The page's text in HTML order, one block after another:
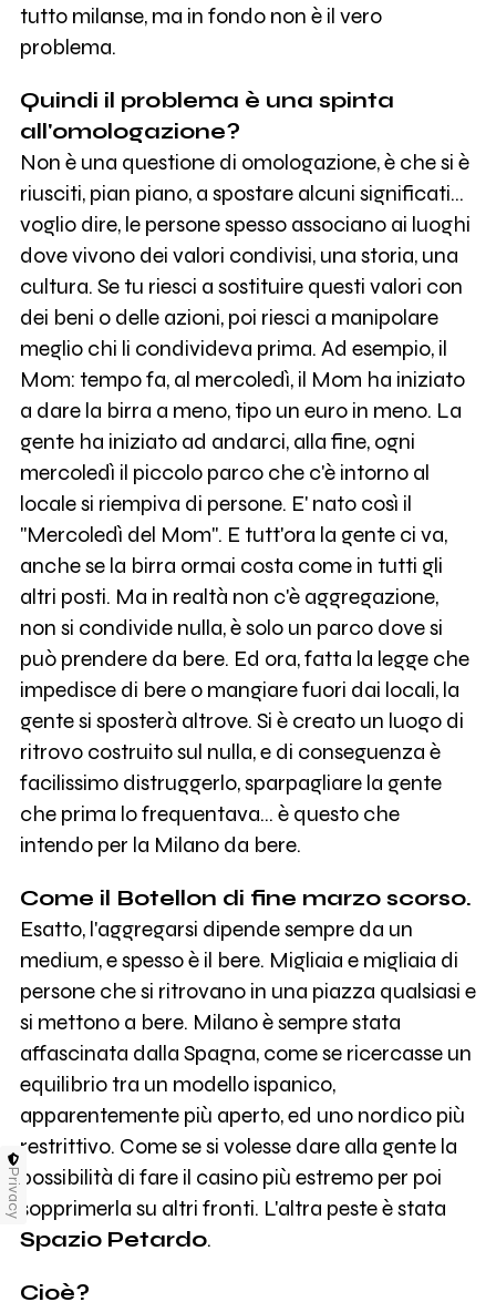
tutto milanse, ma in fondo non è il vero
problema.
Quindi il problema è una spinta
all'omologazione?
Non è una questione di omologazione, è che si è
riusciti, pian piano, a spostare alcuni significati…
voglio dire, le persone spesso associano ai luoghi
dove vivono dei valori condivisi, una storia, una
cultura. Se tu riesci a sostituire questi valori con
dei beni o delle azioni, poi riesci a manipolare
meglio chi li condivideva prima. Ad esempio, il
Mom: tempo fa, al mercoledì, il Mom ha iniziato
a dare la birra a meno, tipo un euro in meno. La
gente ha iniziato ad andarci, alla fine, ogni
mercoledì il piccolo parco che c'è intorno al
locale si riempiva di persone. E' nato così il
"Mercoledì del Mom". E tutt'ora la gente ci va,
anche se la birra ormai costa come in tutti gli
altri posti. Ma in realtà non c'è aggregazione,
non si condivide nulla, è solo un parco dove si
può prendere da bere. Ed ora, fatta la legge che
impedisce di bere o mangiare fuori dai locali, la
gente si sposterà altrove. Si è creato un luogo di
ritrovo costruito sul nulla, e di conseguenza è
facilissimo distruggerlo, sparpagliare la gente
che prima lo frequentava… è questo che
intendo per la Milano da bere.
Come il Botellon di fine marzo scorso.
Esatto, l'aggregarsi dipende sempre da un
medium, e spesso è il bere. Migliaia e migliaia di
persone che si ritrovano in una piazza qualsiasi e
si mettono a bere. Milano è sempre stata
affascinata dalla Spagna, come se ricercasse un
equilibrio tra un modello ispanico,
apparentemente più aperto, ed uno nordico più
restrittivo. Come se si volesse dare alla gente la
possibilità di fare il casino più estremo per poi
sopprimerla su altri fronti. L'altra peste è stata
Spazio Petardo.
Cioè?
Privacy